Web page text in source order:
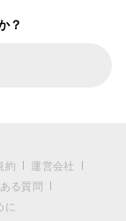
？
約
運営会社
る質問
に